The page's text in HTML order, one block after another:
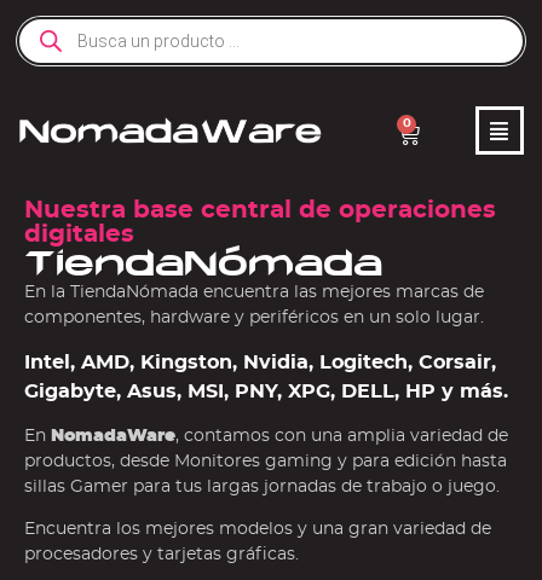
0
Nuestra base central de operaciones
digitales
TiendaNómada
En la TiendaNómada encuentra las mejores marcas de
componentes, hardware y periféricos en un solo lugar.
Intel, AMD, Kingston, Nvidia, Logitech, Corsair,
Gigabyte, Asus, MSI, PNY, XPG, DELL, HP y más.
En NomadaWare, contamos con una amplia variedad de
productos, desde Monitores gaming y para edición hasta
sillas Gamer para tus largas jornadas de trabajo o juego.
Encuentra los mejores modelos y una gran variedad de
procesadores y tarjetas gráficas.